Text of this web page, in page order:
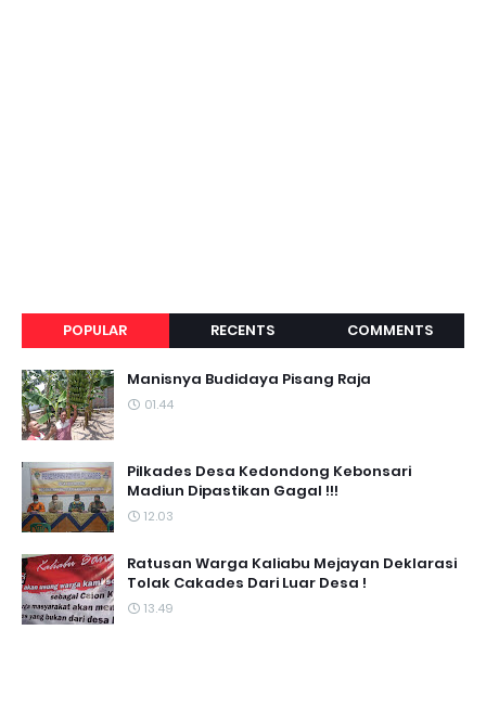
POPULAR RECENTS COMMENTS
Manisnya Budidaya Pisang Raja
01.44
Pilkades Desa Kedondong Kebonsari
Madiun Dipastikan Gagal !!!
12.03
Ratusan Warga Kaliabu Mejayan Deklarasi
Tolak Cakades Dari Luar Desa !
13.49